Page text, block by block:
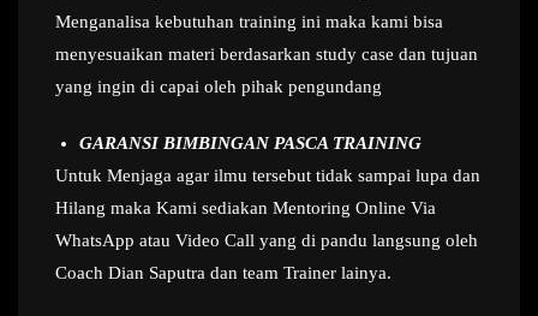
Menganalisa kebutuhan training ini maka kami bisa
menyesuaikan materi berdasarkan study case dan tujuan
yang ingin di capai oleh pihak pengundang
GARANSI BIMBINGAN PASCA TRAINING
Untuk Menjaga agar ilmu tersebut tidak sampai lupa dan
Hilang maka Kami sediakan Mentoring Online Via
WhatsApp atau Video Call yang di pandu langsung oleh
Coach Dian Saputra dan team Trainer lainya.